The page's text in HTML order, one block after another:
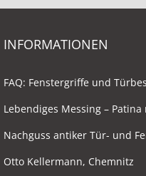
INFORMATIONEN
FAQ: Fenstergriffe und
Lebendiges Messing –
Nachguss antiker Tür- und
Otto Kellermann, Chemnitz